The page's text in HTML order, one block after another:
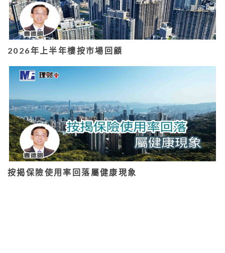
2026年上半年樓按市場回顧
按揭保險使用率回落屬健康現象